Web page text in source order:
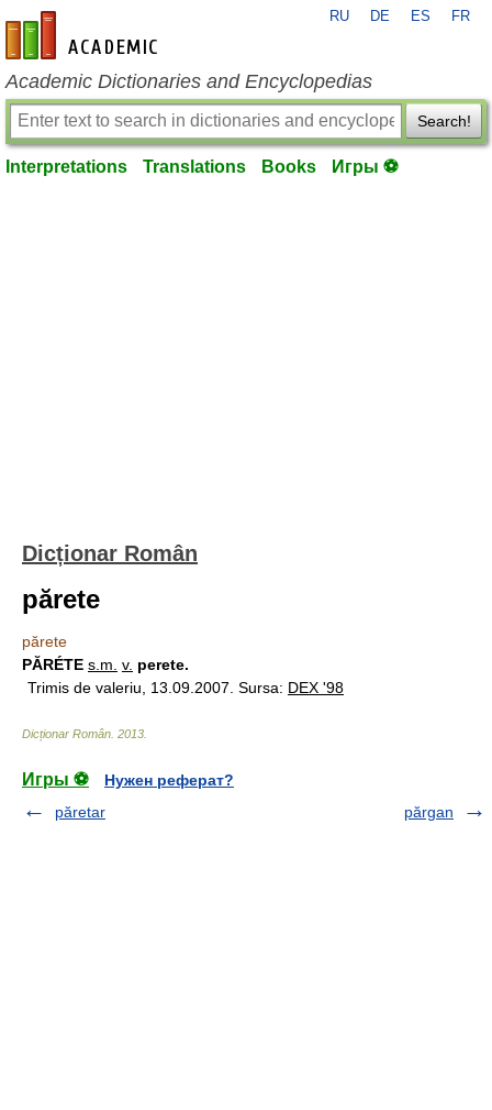
en-academic.com
RU DE ES FR
Academic Dictionaries and Encyclopedias
Search!
Interpretations Translations Books Игры ⚽
Dicționar Român
părete
părete
PĂRÉTE s.m. v. perete.
Trimis de valeriu, 13.09.2007. Sursa: DEX '98
Dicționar Român 2013
Игры ⚽
Нужен реферат?
păretar
părgan